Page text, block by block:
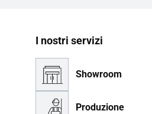
I nostri servizi
Showroom
Produzione